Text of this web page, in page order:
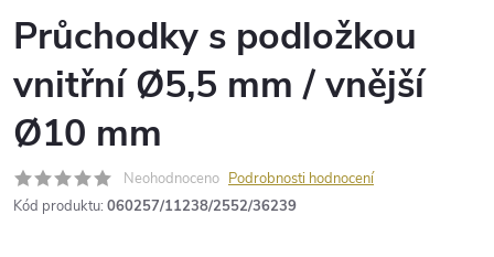
Průchodky s podložkou
vnitřní Ø5,5 mm / vnější
Ø10 mm
Neohodnoceno Podrobnosti hodnocení
Kód produktu: 060257/11238/2552/36239